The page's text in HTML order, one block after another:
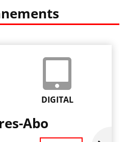
DIGITAL
Abo